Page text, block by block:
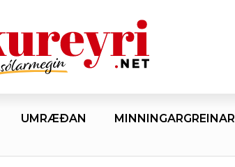
UMRÆÐAN MINNINGARGREINAR